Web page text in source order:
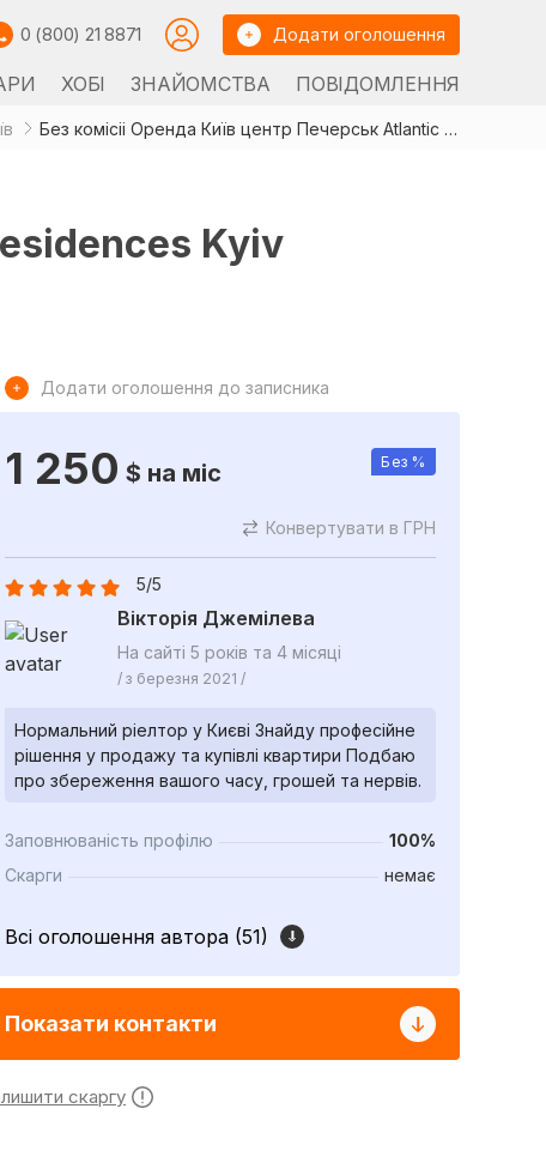
0 (800) 21 8871 Додати оголошення
ХОБІ ЗНАЙОМСТВА ПОВІДОМЛЕННЯ
Без комісіі Оренда Київ центр Печерськ Atlantic Residences Kyiv
Kyiv
Додати оголошення до записника
1 250 $ на міс Без %
Конвертувати в ГРН
5/5
Вікторія Джемілева
На сайті 5 років та 4 місяці
/ з березня 2021 /
Нормальний ріелтор у Києві Знайду професійне
рішення у продажу та купівлі квартири Подбаю
про збереження вашого часу, грошей та нервів.
Заповнюваність профілю
100%
Скарги
немає
Всі оголошення автора (51)
Показати контакти
скаргу